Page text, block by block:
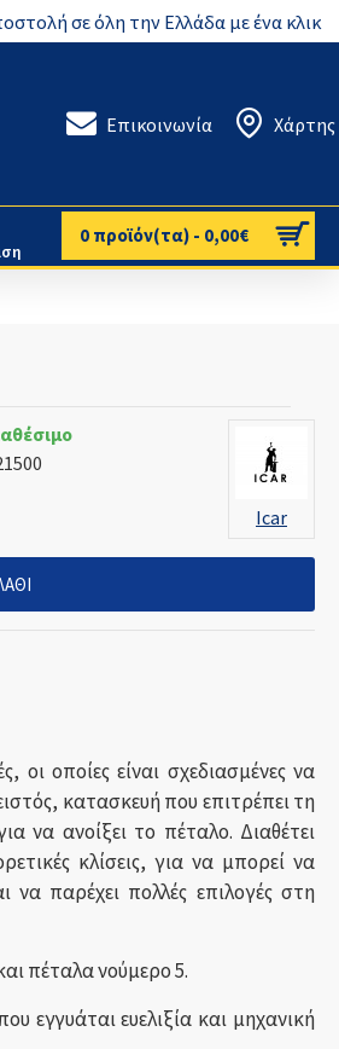
σε όλη την Ελλάδα με ένα κλικ
Επικοινωνία Χάρτης
0 προϊόν(τα) - 0,00€
Icar
οι οποίες είναι σχεδιασμένες να
κατασκευή που επιτρέπει τη
να ανοίξει το πέταλο. Διαθέτει
κλίσεις, για να μπορεί να
να παρέχει πολλές επιλογές στη
πέταλα νούμερο 5.
εγγυάται ευελιξία και μηχανική